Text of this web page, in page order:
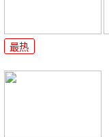
最热